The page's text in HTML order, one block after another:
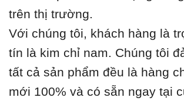
trên thị trường.
Với chúng tôi, khách hàng là
tín là kim chỉ nam. Chúng tôi
tất cả sản phẩm đều là hàng
mới 100% và có sẵn ngay tại